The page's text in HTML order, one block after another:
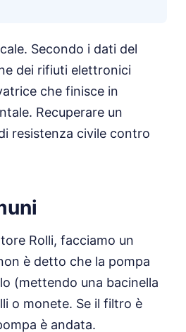
Secondo i dati del
dei rifiuti elettronici
che finisce in
Recuperare un
resistenza civile contro
Rolli, facciamo un
è detto che la pompa
(mettendo una bacinella
o monete. Se il filtro è
è andata.